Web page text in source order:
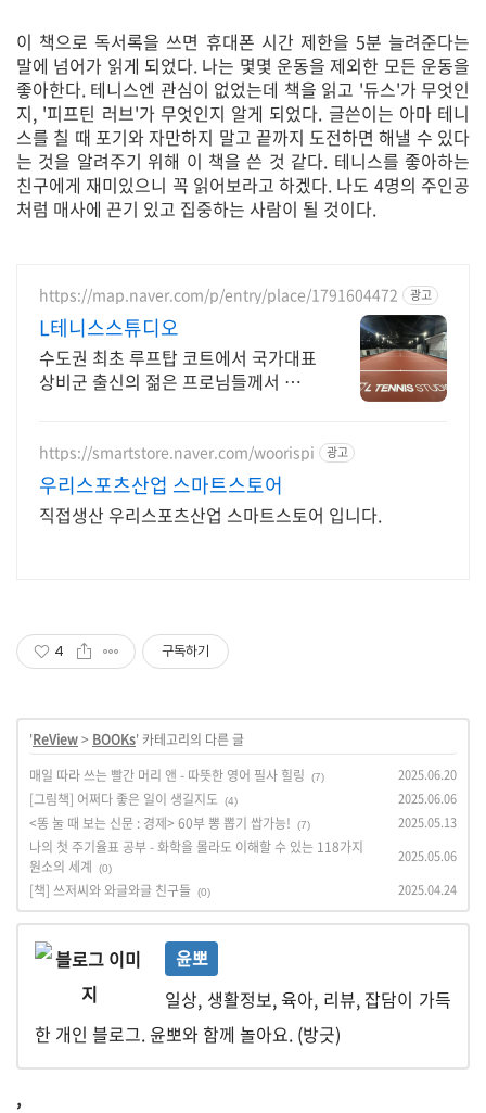
이 책으로 독서록을 쓰면 휴대폰 시간 제한을 5분 늘려준다는
말에 넘어가 읽게 되었다. 나는 몇몇 운동을 제외한 모든 운동을
좋아한다. 테니스엔 관심이 없었는데 책을 읽고 '듀스'가 무엇인
지, '피프틴 러브'가 무엇인지 알게 되었다. 글쓴이는 아마 테니
스를 칠 때 포기와 자만하지 말고 끝까지 도전하면 해낼 수 있다
는 것을 알려주기 위해 이 책을 쓴 것 같다. 테니스를 좋아하는
친구에게 재미있으니 꼭 읽어보라고 하겠다. 나도 4명의 주인공
처럼 매사에 끈기 있고 집중하는 사람이 될 것이다.
https://map.naver.com/p/entry/place/1791604472 광고
L테니스스튜디오
수도권 최초 루프탑 코트에서 국가대표
상비군 출신의 젊은 프로님들께서 레슨
https://smartstore.naver.com/woorispi 광고
우리스포츠산업 스마트스토어
직접생산 우리스포츠산업 스마트스토어 입니다.
4 구독하기
'ReView> BOOKs' 카테고리의 다른 글
매일 따라 쓰는 빨간 머리 앤 - 따뜻한 영어 필사 힐링
(7) 2025.06.20
[그림책] 어쩌다 좋은 일이 생길지도 (4) 2025.06.06
<똥 눌 때 보는 신문 : 경제> 60부 뽕 뽑기 쌉가능! (7) 2025.05.13
나의 첫 주기율표 공부 - 화학을 몰라도 이해할 수 있는 118가지
원소의 세계
(0)
2025.05.06
[책] 쓰저씨와 와글와글 친구들 (0) 2025.04.24
윤뽀
일상, 생활정보, 육아, 리뷰, 잡담이 가득
한 개인 블로그. 윤뽀와 함께 놀아요. (방긋)
,